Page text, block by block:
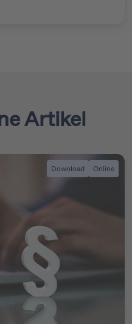
Artikel
Download Online